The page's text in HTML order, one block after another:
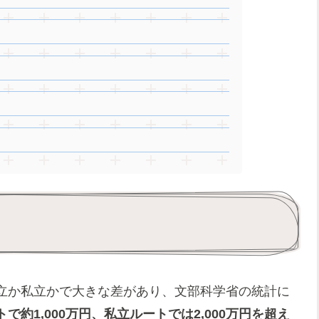
私立かで大きな差があり、文部科学省の統計に
で約1,000万円、私立ルートでは2,000万円を超え